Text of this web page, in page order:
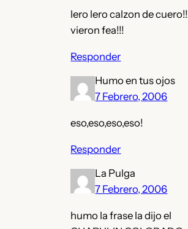
lero lero calzon de
vieron fea!!!
Responder
Humo en tus ojos
7 Febrero, 2006
eso,eso,eso,eso!
Responder
La Pulga
7 Febrero, 2006
humo la frase la dijo el